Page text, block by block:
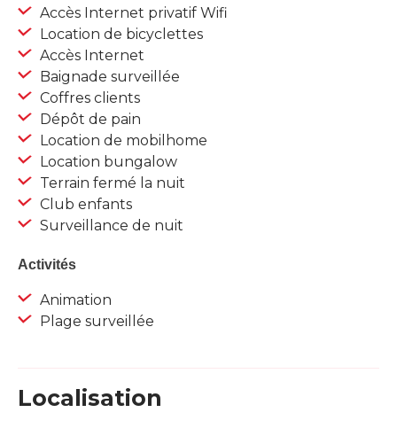
Accès Internet privatif Wifi
Location de bicyclettes
Accès Internet
Baignade surveillée
Coffres clients
Dépôt de pain
Location de mobilhome
Location bungalow
Terrain fermé la nuit
Club enfants
Surveillance de nuit
Activités
Animation
Plage surveillée
Localisation